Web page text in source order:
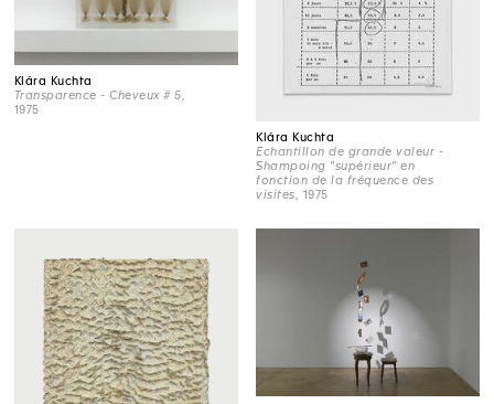
Klára Kuchta
Transparence - Cheveux # 5
1975
Klára Kuchta
Echantillon de grande valeur -
Shampoing "supérieur" en
fonction de la fréquence des
visites , 1975